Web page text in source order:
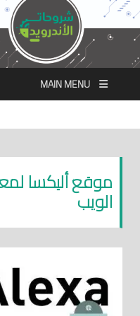
MAIN MENU
موقع أليكسا
الويب